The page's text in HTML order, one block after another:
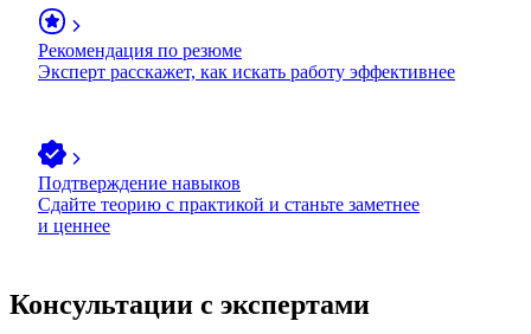
Рекомендация по резюме
Эксперт расскажет, как искать работу эффективнее
Подтверждение навыков
Сдайте теорию с практикой и станьте заметнее
и ценнее
Консультации с экспертами